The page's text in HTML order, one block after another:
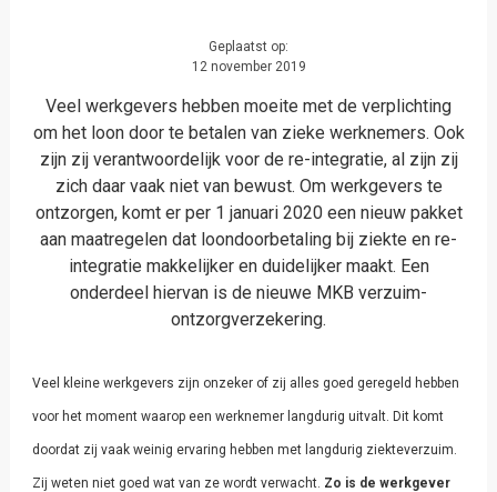
Geplaatst op:
12 november 2019
Veel werkgevers hebben moeite met de verplichting
om het loon door te betalen van zieke werknemers. Ook
zijn zij verantwoordelijk voor de re-integratie, al zijn zij
zich daar vaak niet van bewust. Om werkgevers te
ontzorgen, komt er per 1 januari 2020 een nieuw pakket
aan maatregelen dat loondoorbetaling bij ziekte en re-
integratie makkelijker en duidelijker maakt. Een
onderdeel hiervan is de nieuwe MKB verzuim-
ontzorgverzekering.
Veel kleine werkgevers zijn onzeker of zij alles goed geregeld hebben
voor het moment waarop een werknemer langdurig uitvalt. Dit komt
doordat zij vaak weinig ervaring hebben met langdurig ziekteverzuim.
Zij weten niet goed wat van ze wordt verwacht. Zo is de werkgever